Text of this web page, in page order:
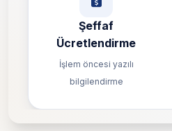
Şeffaf
Ücretlendirme
İşlem öncesi yazılı
bilgilendirme